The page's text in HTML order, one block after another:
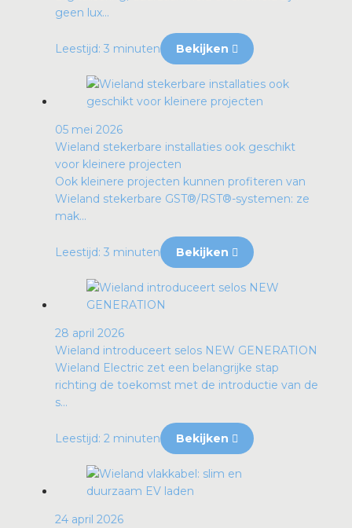
geen lux...
Leestijd: 3 minuten Bekijken
05 mei 2026
Wieland stekerbare installaties ook geschikt
voor kleinere projecten
Ook kleinere projecten kunnen profiteren van
Wieland stekerbare GST®/RST®-systemen: ze
mak...
Leestijd: 3 minuten Bekijken
28 april 2026
Wieland introduceert selos NEW GENERATION
Wieland Electric zet een belangrijke stap
richting de toekomst met de introductie van de
s...
Leestijd: 2 minuten Bekijken
24 april 2026